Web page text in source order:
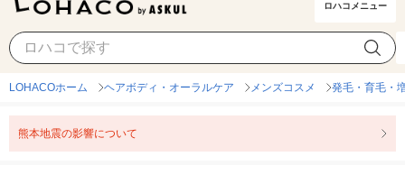
ロハコメニュー
ヘアトニック・頭皮ケア 価
LOHACOホーム ヘアボディ・オーラルケア メンズコスメ 発毛・育毛・
熊本地震の影響について